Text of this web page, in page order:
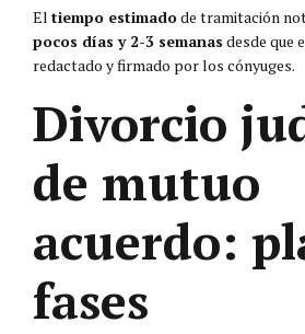
El tiempo estimadode tramitación
pocos días y 2-3 semanas desde que
redactado y firmado por los cónyuges.
Divorcio
de mutuo
acuerdo:
fases